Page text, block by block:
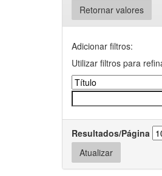
Retornar valores
Adicionar filtros:
Utilizar filtros para
Resultados/Página